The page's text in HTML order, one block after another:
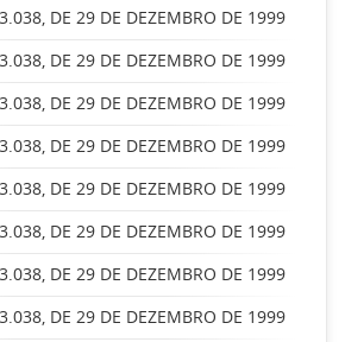
DE 29 DE DEZEMBRO DE 1999
DE 29 DE DEZEMBRO DE 1999
DE 29 DE DEZEMBRO DE 1999
DE 29 DE DEZEMBRO DE 1999
DE 29 DE DEZEMBRO DE 1999
DE 29 DE DEZEMBRO DE 1999
DE 29 DE DEZEMBRO DE 1999
DE 29 DE DEZEMBRO DE 1999